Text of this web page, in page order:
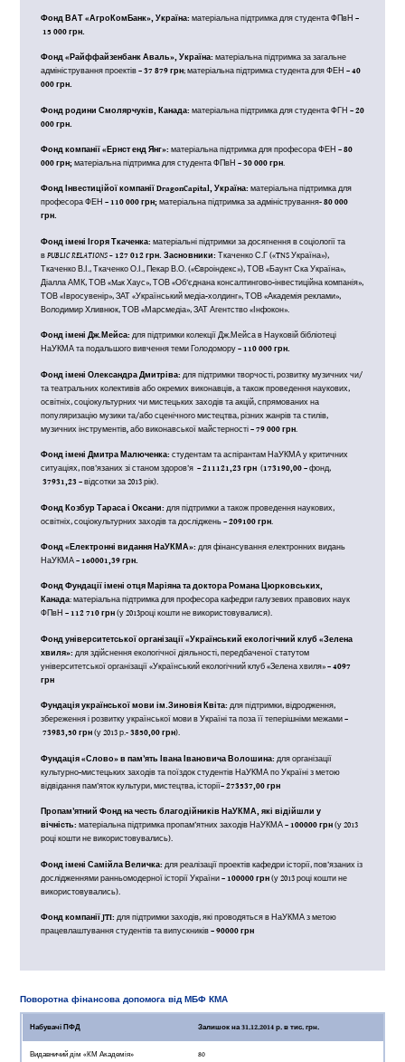
Фонд ВАТ «АгроКомБанк», Україна: матеріальна підтримка для студента ФПвН –
15 000 грн.
Фонд «Райффайзенбанк Аваль», Україна: матеріальна підтримка за загальне
адміністрування проектів –37 879 грн; матеріальна підтримка студента для ФЕН –40
000 грн.
Фонд родини Смолярчуків, Канада: матеріальна підтримка для студента ФГН –20
000 грн.
Фонд компанії «Ернст енд Янг»: матеріальна підтримка для професора ФЕН –80
000 грн;матеріальна підтримка для студента ФПвН –30 000 грн.
Фонд Інвестиційої компанії DragonCapital, Україна: матеріальна підтримка для
професора ФЕН –110 000 грн;матеріальна підтримка за адміністрування-80 000
грн.
Фонд імені Ігоря Ткаченка: матеріальні підтримки за досягнення в соціології та
вPUBLIC RELATIONS –127 012 грн. Засновники: Ткаченко С.Г («TNS Україна»),
Ткаченко В.І., Ткаченко О.І., Пекар В.О. («Євроіндекс»), ТОВ «Баунт Ска Україна»,
Діалла АМК, ТОВ «Maк Хаус», ТОВ «Об’єднана консалтингово-інвестиційна компанія»,
ТОВ «Івросувенір», ЗАТ «Український медіа-холдинг», ТОВ «Академія реклами»,
Володимир Хливнюк, ТОВ «Марсмедіа», ЗАТ Агентство «Інфокон».
Фонд імені Дж.Мейса: для підтримки колекції Дж.Мейса в Науковій бібліотеці
НаУКМА та подальшого вивчення теми Голодомору –110 000 грн.
Фонд імені Олександра Дмитріва: для підтримки творчості, розвитку музичних чи/
та театральних колективів або окремих виконавців, а також проведення наукових,
освітніх, соціокультурних чи мистецьких заходів та акцій, спрямованих на
популяризацію музики та/або сценічного мистецтва, різних жанрів та стилів,
музичних інструментів,або виконавської майстерності –79 000 грн.
Фонд імені Дмитра Малюченка: студентам та аспірантам НаУКМА у критичних
ситуаціях, пов’язаних зі станом здоров’я –211121,23 грн(173190,00– фонд,
37931,23 – відсоткиза 2013 рік).
Фонд Козбур Тараса і Оксани: для підтримки а також проведення наукових,
освітніх, соціокультурних заходів та досліджень –209100 грн.
Фонд «Електронні видання НаУКМА»: для фінансування електронних видань
НаУКМА –160001,39 грн.
Фонд Фундації імені отця Маріяна та доктора Романа Цюрковських,
Канада: матеріальна підтримка для професора кафедри галузевих правових наук
ФПвН –112 710 грн(у 2013році кошти не використовувалися).
Фонд університетської організації «Український екологічний клуб «Зелена
хвиля»: для здійснення екологічної діяльності, передбаченої статутом
університетської організації «Український екологічний клуб «Зелена хвиля» –4097
грн
Фундація української мови ім.Зиновія Квіта: для підтримки, відродження,
збереження і розвитку української мови в Україні та поза її теперішніми межами –
73983,50 грн(у 2013 р.-3850,00 грн).
Фундація «Слово» в пам’ять Івана Івановича Волошина: для організації
культурно-мистецьких заходів та поїздок студентів НаУКМА по Україні з метою
відвідання пам’яток культури, мистецтва, історії–273537,00 грн
Пропам’ятний Фонд на честь благодійників НаУКМА, які відійшли у
вічність: матеріальна підтримка пропам’ятних заходів НаУКМА –100000 грн(у 2013
році кошти не використовувались).
Фонд імені Самійла Величка: для реалізації проектів кафедри історії, пов’язаних із
дослідженнями ранньомодерної історії України –100000 грн(у 2013 році кошти не
використовувались).
Фонд компанії JTI: для підтримки заходів, які проводяться в НаУКМА з метою
працевлаштування студентів та випускників –90000 грн
Поворотна фінансова допомога від МБФ КМА
Набувачі ПФД Залишок на 31.12.2014 р. в тис. грн.
Видавничий дім «КМ Академія» 80